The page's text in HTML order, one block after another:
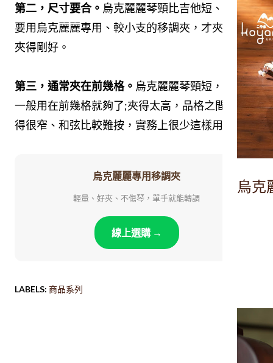
第二，尺寸要合。 烏克麗麗琴頸比吉他短、也窄，
要用烏克麗麗專用、較小支的移調夾，才夾得穩、
夾得剛好。
第三，通常夾在前幾格。 烏克麗麗琴頸短，移調夾
一般用在前幾格就夠了;夾得太高，品格之間會變
得很窄、和弦比較難按，實務上很少這樣用。
烏克麗麗專用移調夾
輕量、好夾、不傷琴，單手就能轉調
線上選購 →
LABELS: 商品系列
烏克